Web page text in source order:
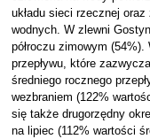
układu sieci rzecznej
wodnych. W zlewni
półroczu zimowym
przepływu, które
średniego rocznego
wezbraniem (122%
się także drugorzędny
na lipiec (112% wartości